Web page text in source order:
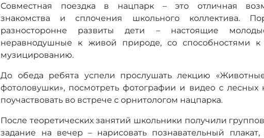
Совместная поездка в нацпарк – это отличная
знакомства и сплочения школьного коллектива.
разносторонне развиты дети – настоящие
неравнодушные к живой природе, со способностями
музицированию.
До обеда ребята успели прослушать лекцию
фотоловушки», посмотреть фотографии и видео с лесных
поучаствовать во встрече с орнитологом нацпарка.
После теоретических занятий школьники получили
задание на вечер – нарисовать познавательный